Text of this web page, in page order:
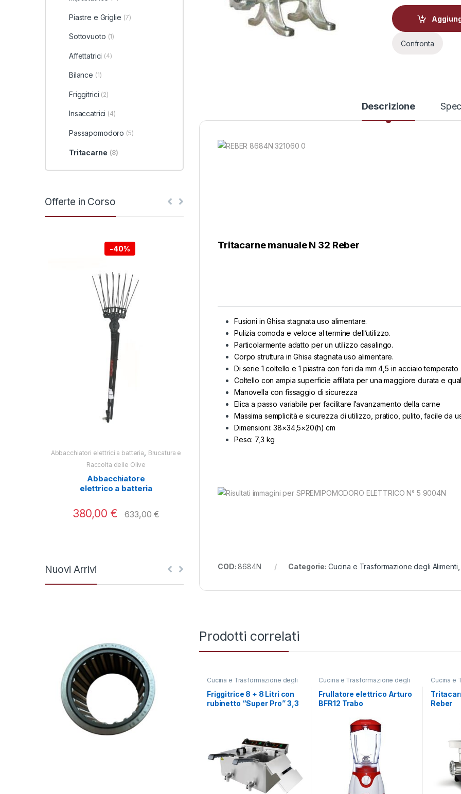
Confronta
Descrizione
Tritacarne manuale N 32 Reber
Fusioni in Ghisa stagnata uso alimentare.
Pulizia comoda e veloce al termine dell’utilizzo.
Particolarmente adatto per un utilizzo casalingo.
Corpo struttura in Ghisa stagnata uso alimentare.
Di serie 1 coltello e 1 piastra con fori da mm 4,5 in acciaio temperato
Coltello con ampia superficie affilata per una maggiore durata e
Manovella con fissaggio di sicurezza
Elica a passo variabile per facilitare l’avanzamento della carne
Massima semplicità e sicurezza di utilizzo, pratico, pulito, facile da
Dimensioni: 38×34,5×20(h) cm
Peso: 7,3 kg
COD:8684N Categorie: Cucina e Trasformazione degli Alimenti
Prodotti correlati
Cucina e Trasformazione degli
Friggitrice 8 + 8 Litri con
rubinetto “Super Pro” 3,3
Cucina e Trasformazione degli
Frullatore elettrico Arturo
BFR12 Trabo
Cucina e
Reber
Piastre e Griglie (7)
Sottovuoto (1)
Affettatrici (4)
Bilance (1)
Friggitrici (2)
Insaccatrici (4)
Passapomodoro (5)
Tritacarne (8)
Offerte in Corso
-40%
Abbacchiatori elettrici a batteria, Brucatura e
Raccolta delle Olive
Abbacchiatore
elettrico a batteria
380,00 € 633,00€
- 7%
Testa Power 48 DUO
Testa Power 48 SOLO
Nuovi Arrivi
Decespugliatori,Ricambi
Fibra di vetro Joans
Decespugliatori
Filo titanium quadro mm
3,50 mt 161